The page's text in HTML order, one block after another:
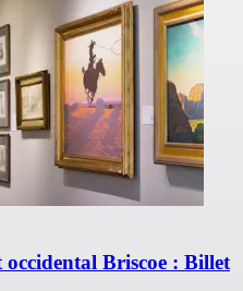
Briscoe : Billet